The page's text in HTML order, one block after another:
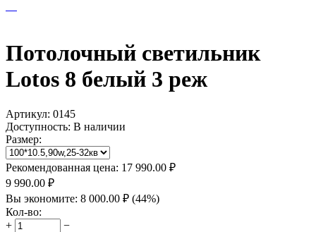
Потолочный светильник
Lotos 8 белый 3 реж
Артикул: 0145
Доступность: В наличии
Размер:
Рекомендованная цена: 17 990.00 ₽
9 990.00 ₽
Вы экономите: 8 000.00 ₽ (44%)
Кол-во:
+
−